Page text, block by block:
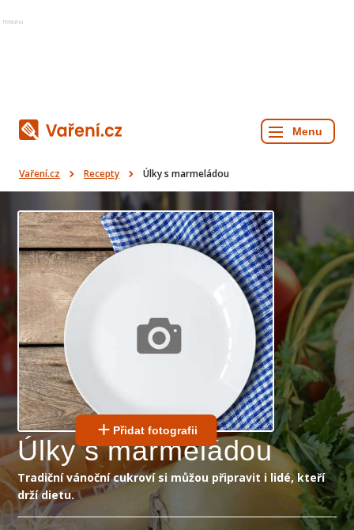
Reklama
Vaření.cz Recepty Úlky s marmeládou
Přidat fotografii
Úlky s marmeládou
Tradiční vánoční cukroví si můžou připravit i lidé, kteří
drží dietu.